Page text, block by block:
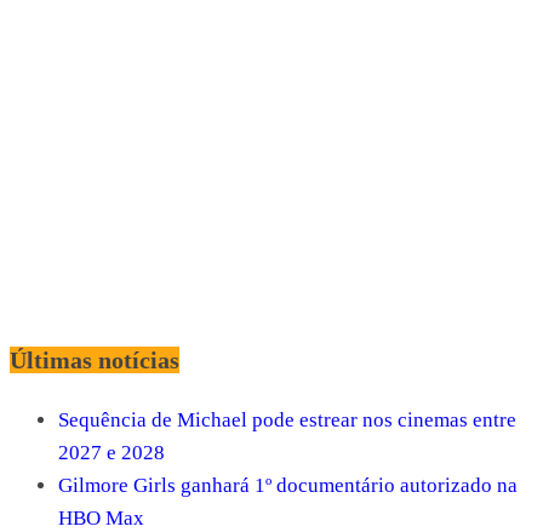
Últimas notícias
Sequência de Michael pode estrear nos cinemas entre
2027 e 2028
Gilmore Girls ganhará 1º documentário autorizado na
HBO Max